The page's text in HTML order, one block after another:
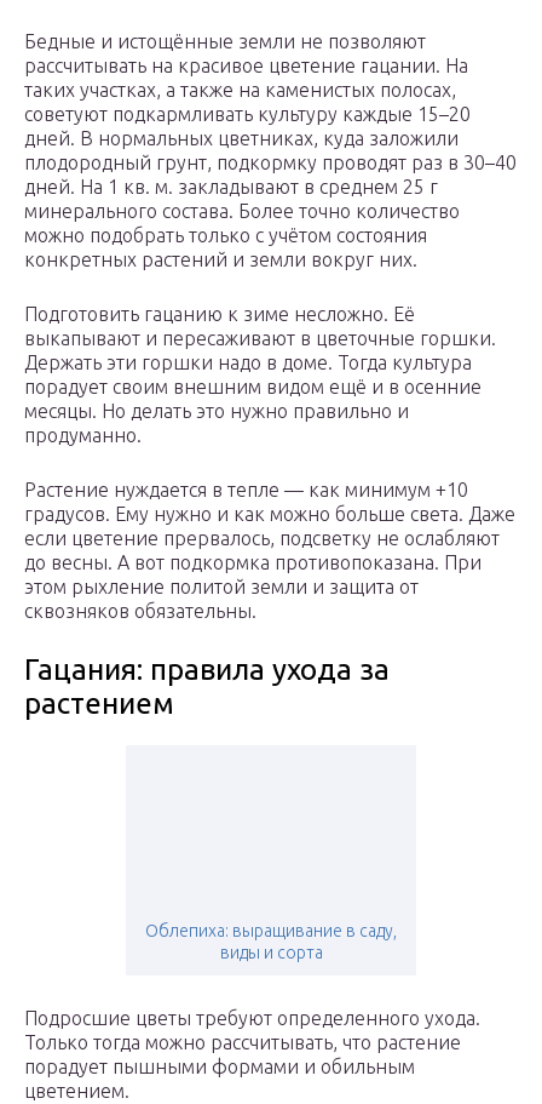
Бедные и истощённые земли не позволяют
рассчитывать на красивое цветение гацании. На
таких участках, а также на каменистых полосах,
советуют подкармливать культуру каждые 15–20
дней. В нормальных цветниках, куда заложили
плодородный грунт, подкормку проводят раз в 30–40
дней. На 1 кв. м. закладывают в среднем 25 г
минерального состава. Более точно количество
можно подобрать только с учётом состояния
конкретных растений и земли вокруг них.
Подготовить гацанию к зиме несложно. Её
выкапывают и пересаживают в цветочные горшки.
Держать эти горшки надо в доме. Тогда культура
порадует своим внешним видом ещё и в осенние
месяцы. Но делать это нужно правильно и
продуманно.
Растение нуждается в тепле — как минимум +10
градусов. Ему нужно и как можно больше света. Даже
если цветение прервалось, подсветку не ослабляют
до весны. А вот подкормка противопоказана. При
этом рыхление политой земли и защита от
сквозняков обязательны.
Гацания: правила ухода за
растением
Облепиха: выращивание в саду,
виды и сорта
Подросшие цветы требуют определенного ухода.
Только тогда можно рассчитывать, что растение
порадует пышными формами и обильным
цветением.